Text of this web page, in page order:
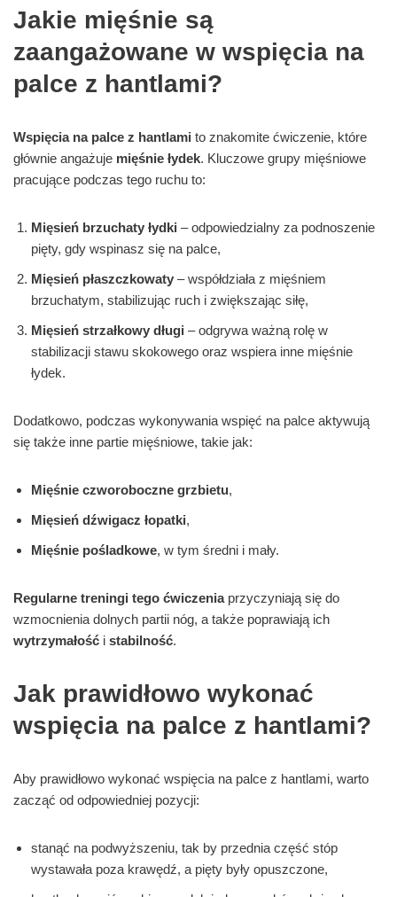
Jakie mięśnie są
zaangażowane w wspięcia na
palce z hantlami?
Wspięcia na palce z hantlami to znakomite ćwiczenie, które
głównie angażuje mięśnie łydek. Kluczowe grupy mięśniowe
pracujące podczas tego ruchu to:
Mięsień brzuchaty łydki – odpowiedzialny za podnoszenie
pięty, gdy wspinasz się na palce,
Mięsień płaszczkowaty – współdziała z mięśniem
brzuchatym, stabilizując ruch i zwiększając siłę,
Mięsień strzałkowy długi – odgrywa ważną rolę w
stabilizacji stawu skokowego oraz wspiera inne mięśnie
łydek.
Dodatkowo, podczas wykonywania wspięć na palce aktywują
się także inne partie mięśniowe, takie jak:
Mięśnie czworoboczne grzbietu,
Mięsień dźwigacz łopatki,
Mięśnie pośladkowe, w tym średni i mały.
Regularne treningi tego ćwiczeniaprzyczyniają się do
wzmocnienia dolnych partii nóg, a także poprawiają ich
wytrzymałość i stabilność.
Jak prawidłowo wykonać
wspięcia na palce z hantlami?
Aby prawidłowo wykonać wspięcia na palce z hantlami, warto
zacząć od odpowiedniej pozycji:
stanąć na podwyższeniu, tak by przednia część stóp
wystawała poza krawędź, a pięty były opuszczone,